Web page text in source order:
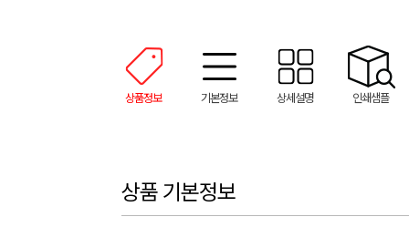
상품정보 기본정보 상세설명 인쇄샘플
상품 기본정보